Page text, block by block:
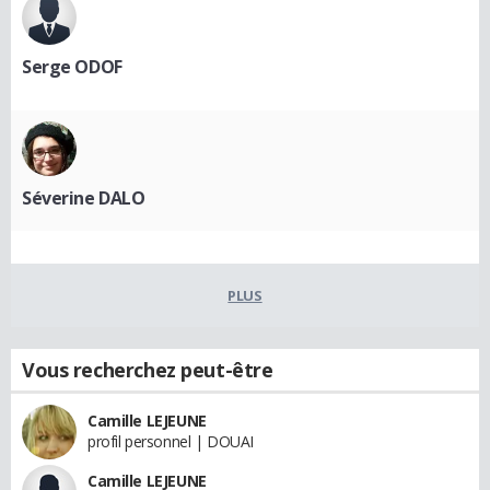
Serge ODOF
Séverine DALO
PLUS
Vous recherchez peut-être
Camille LEJEUNE
profil personnel | DOUAI
Camille LEJEUNE